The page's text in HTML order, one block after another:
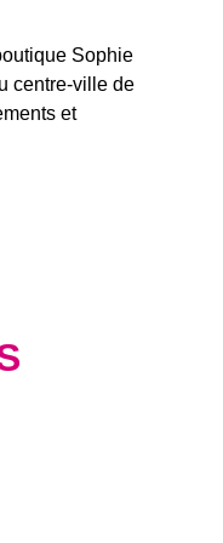
Sophie
centre-ville de
et